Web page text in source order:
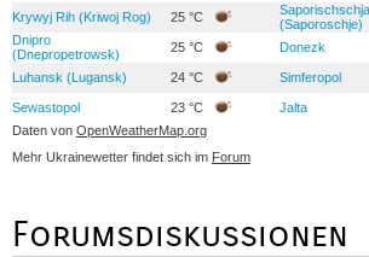
Krywyj Rih (Kriwoj Rog) 25 °C
Saporischschja
(Saporoschje)
Dnipro
(Dnepropetrowsk)
25 °C Donezk
Luhansk (Lugansk) 24 °C Simferopol
Sewastopol 23 °C Jalta
Daten von OpenWeatherMap.org
Mehr Ukrainewetter findet sich im Forum
Forumsdiskussionen